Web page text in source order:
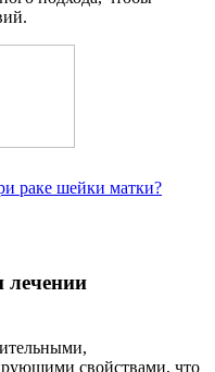
раке шейки матки?
лечении
свойствами, что